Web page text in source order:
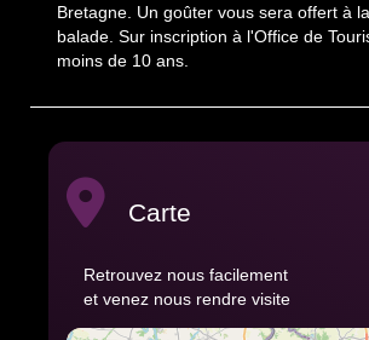
Bretagne. Un goûter vous sera offert à
balade. Sur inscription à l'Office de
moins de 10 ans.
Carte
Retrouvez nous facilement
et venez nous rendre visite